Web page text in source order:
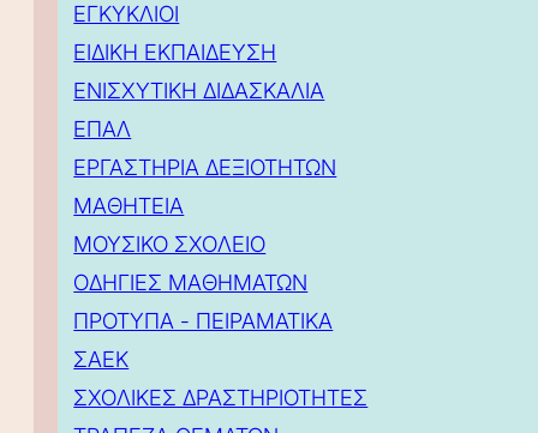
ΕΓΚΥΚΛΙΟΙ
ΕΙΔΙΚΗ ΕΚΠΑΙΔΕΥΣΗ
ΕΝΙΣΧΥΤΙΚΗ ΔΙΔΑΣΚΑΛΙΑ
ΕΠΑΛ
ΕΡΓΑΣΤΗΡΙΑ ΔΕΞΙΟΤΗΤΩΝ
ΜΑΘΗΤΕΙΑ
ΜΟΥΣΙΚΟ ΣΧΟΛΕΙΟ
ΟΔΗΓΙΕΣ ΜΑΘΗΜΑΤΩΝ
ΠΡΟΤΥΠΑ - ΠΕΙΡΑΜΑΤΙΚΑ
ΣΑΕΚ
ΣΧΟΛΙΚΕΣ ΔΡΑΣΤΗΡΙΟΤΗΤΕΣ